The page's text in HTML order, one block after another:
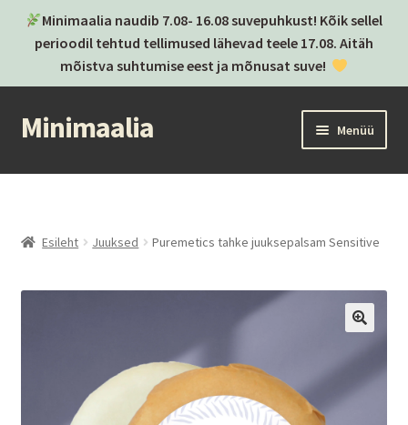
Minimaalia naudib 7.08- 16.08 suvepuhkust! Kõik sellel
perioodil tehtud tellimused lähevad teele 17.08. Aitäh
mõistva suhtumise eest ja mõnusat suve!
Liigu
navigeerimisele
Liigu
sisu
Minimaalia Menüü
Kassa
Ava
Privaatsuspoliitika
Esileht Juuksed Puremetics tahke juuksepalsam Sensitive